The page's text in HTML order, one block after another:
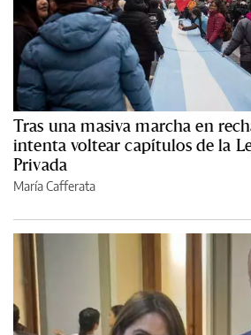
Tras una masiva marcha en
intenta voltear capítulos de la
Privada
María Cafferata